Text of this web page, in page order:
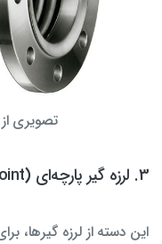
تصویری
3. لرزه گیر پارچه‌ای (Fabric Expansion Joint)
این دسته از لرزه گیرها،